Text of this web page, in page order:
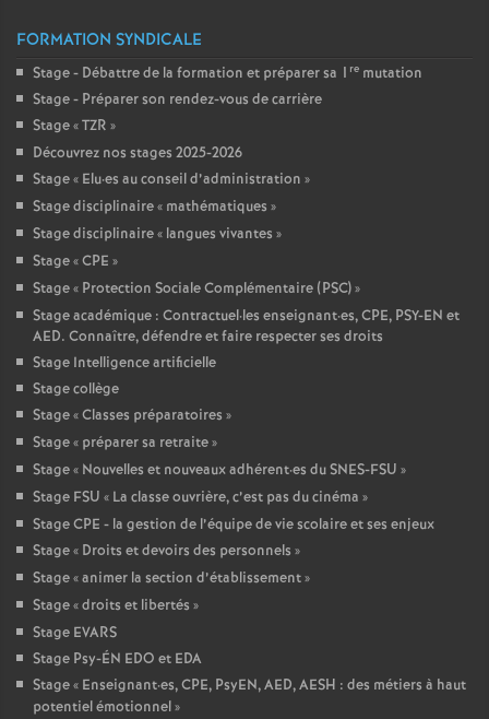
FORMATION SYNDICALE
Stage - Débattre de la formation et préparer sa 1 re mutation
Stage - Préparer son rendez-vous de carrière
Stage «TZR »
Découvrez nos stages 2025-2026
Stage « Elu·es au conseil d’administration »
Stage disciplinaire « mathématiques »
Stage disciplinaire « langues vivantes »
Stage «CPE »
Stage « Protection Sociale Complémentaire (PSC)»
Stage académique : Contractuel·les enseignant·es, CPE, PSY-EN et
AED. Connaître, défendre et faire respecter ses droits
Stage Intelligence artificielle
Stage collège
Stage «Classes préparatoires »
Stage « préparer sa retraite»
Stage « Nouvelles et nouveaux adhérent·es du SNES-FSU »
Stage FSU « La classe ouvrière, c’est pas du cinéma »
Stage CPE - la gestion de l’équipe de vie scolaire et ses enjeux
Stage « Droits et devoirs des personnels »
Stage «animer la section d’établissement»
Stage «droits et libertés »
Stage EVARS
Stage Psy-ÉN EDO et EDA
Stage « Enseignant·es, CPE, PsyEN, AED, AESH : des métiers à haut
potentiel émotionnel»